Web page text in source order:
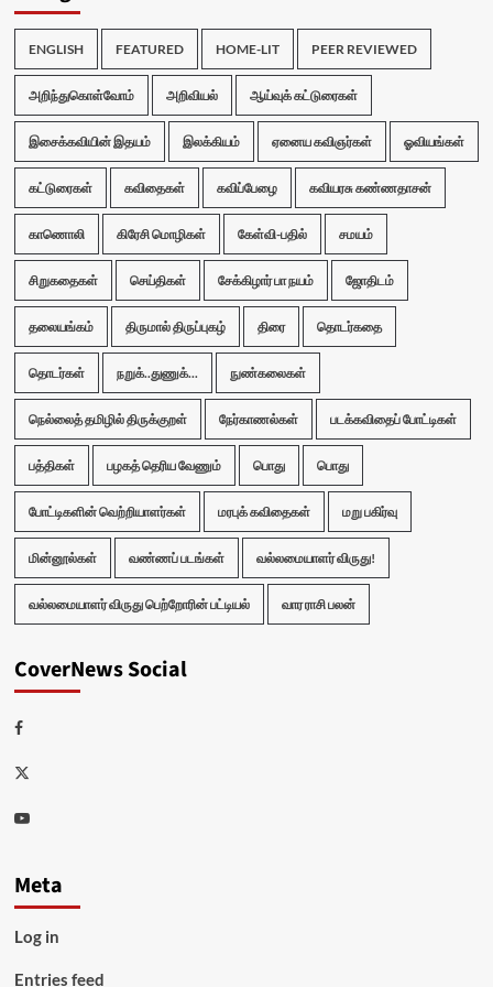
ENGLISH FEATURED HOME-LIT PEER REVIEWED
அறிந்துகொள்வோம் அறிவியல் ஆய்வுக் கட்டுரைகள்
இசைக்கவியின் இதயம் இலக்கியம் ஏனைய கவிஞர்கள் ஓவியங்கள்
கட்டுரைகள் கவிதைகள் கவிப்பேழை கவியரசு கண்ணதாசன்
காணொலி கிரேசி மொழிகள் கேள்வி-பதில் சமயம்
சிறுகதைகள் செய்திகள் சேக்கிழார் பா நயம் ஜோதிடம்
தலையங்கம் திருமால் திருப்புகழ் திரை தொடர்கதை
தொடர்கள் நறுக்..துணுக்... நுண்கலைகள்
நெல்லைத் தமிழில் திருக்குறள் நேர்காணல்கள் படக்கவிதைப் போட்டிகள்
பத்திகள் பழகத் தெரிய வேணும் பொது பொது
போட்டிகளின் வெற்றியாளர்கள் மரபுக் கவிதைகள் மறு பகிர்வு
மின்னூல்கள் வண்ணப் படங்கள் வல்லமையாளர் விருது!
வல்லமையாளர் விருது பெற்றோரின் பட்டியல் வார ராசி பலன்
CoverNews Social
Facebook
Twitter
Youtube
Meta
Log in
Entries feed